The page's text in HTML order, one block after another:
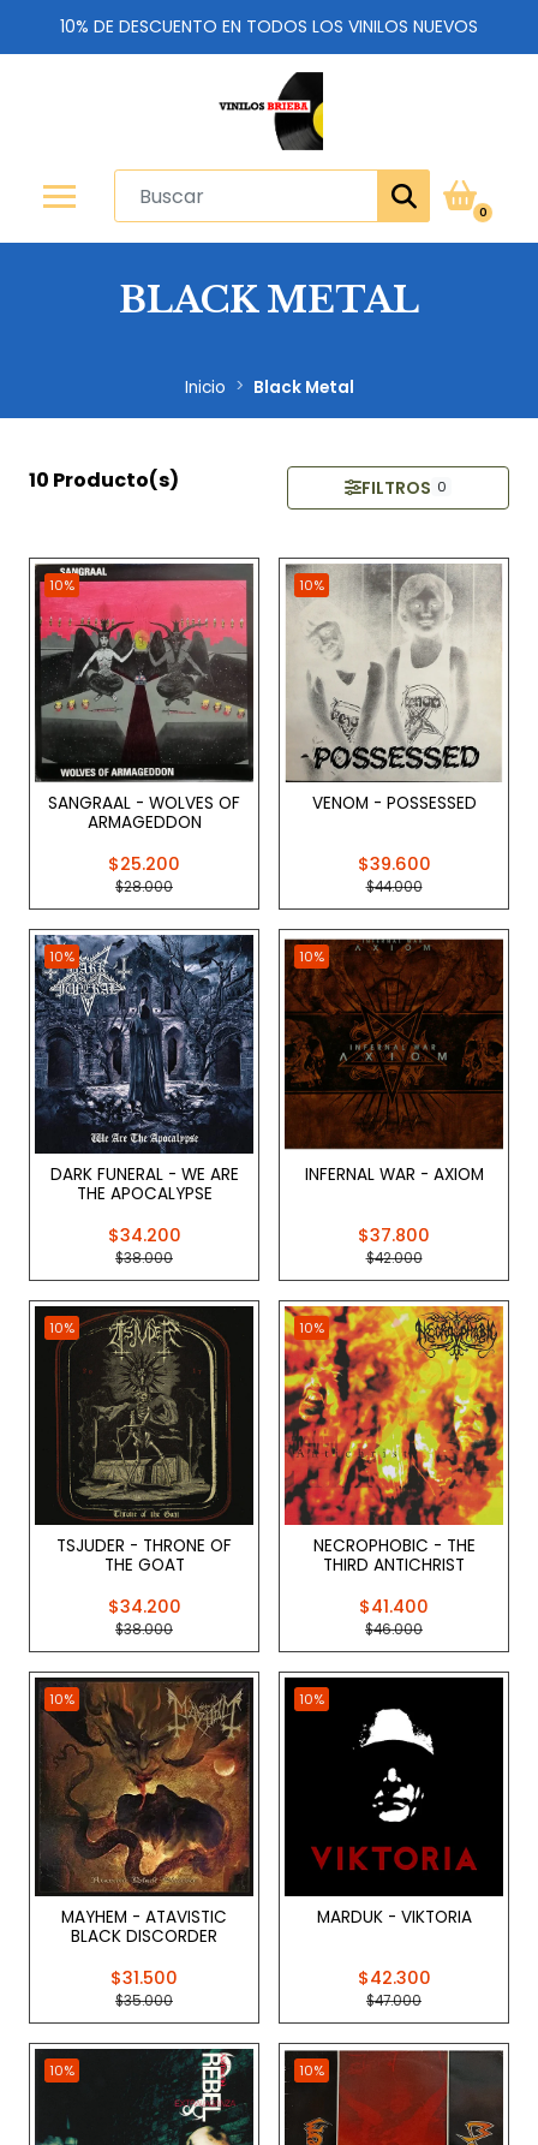
10% DE DESCUENTO EN TODOS LOS VINILOS NUEVOS
0
BLACK METAL
Inicio Black Metal
10 Producto(s) FILTROS 0
10%
SANGRAAL - WOLVES OF
ARMAGEDDON
$25.200
$28.000
10%
VENOM - POSSESSED
$39.600
$44.000
10%
DARK FUNERAL - WE ARE
THE APOCALYPSE
$34.200
$38.000
10%
INFERNAL WAR - AXIOM
$37.800
$42.000
10%
TSJUDER - THRONE OF
THE GOAT
$34.200
$38.000
10%
NECROPHOBIC - THE
THIRD ANTICHRIST
$41.400
$46.000
10%
MAYHEM - ATAVISTIC
BLACK DISCORDER
$31.500
$35.000
10%
MARDUK - VIKTORIA
$42.300
$47.000
10% 10%